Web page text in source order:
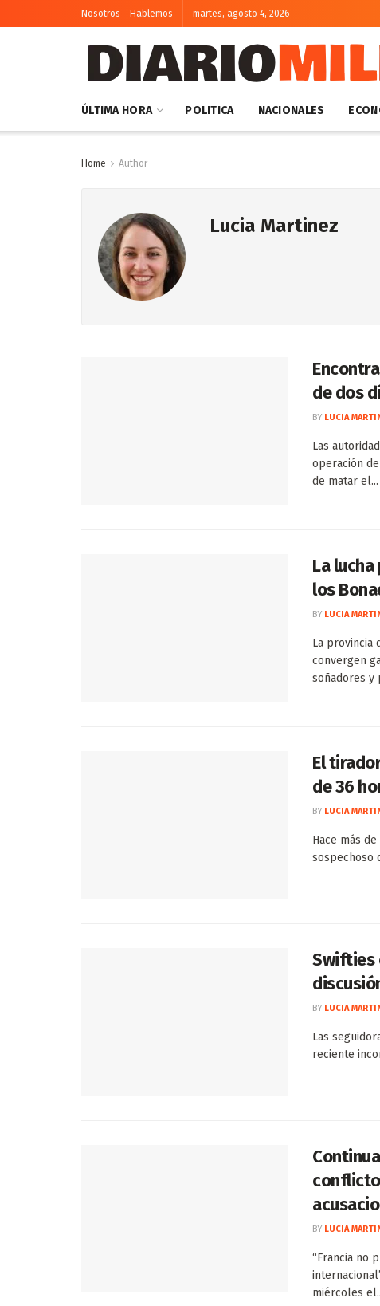
Nosotros Hablemos martes, agosto 4, 2026
ÚLTIMA HORA POLITICA NACIONALES
Home Author
Lucia Martinez
de dos
BY LUCIA
Las
operación
de matar el...
La
los
BY LUCIA
La provincia
convergen
soñadores y
El
de 36
BY LUCIA
Hace más
sospechoso
Swifties
BY LUCIA
Las
reciente
BY LUCIA
“Francia no
miércoles